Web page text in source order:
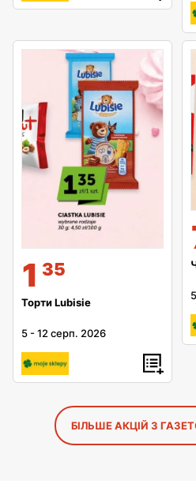
1 35
Торти Lubisie
5 -12 серп. 2026
5
БІЛЬШЕ АКЦІЙ З